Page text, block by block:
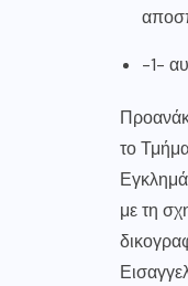
-1-
το
με τη